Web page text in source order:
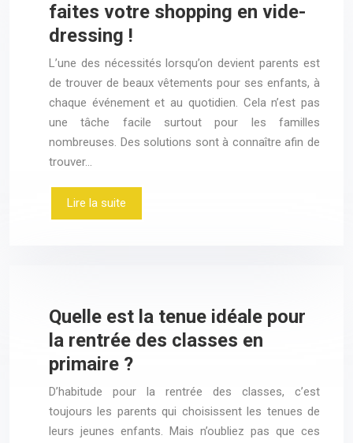
faites votre shopping en vide-
dressing !
L’une des nécessités lorsqu’on devient parents est
de trouver de beaux vêtements pour ses enfants, à
chaque événement et au quotidien. Cela n’est pas
une tâche facile surtout pour les familles
nombreuses. Des solutions sont à connaître afin de
trouver…
Lire la suite
Quelle est la tenue idéale pour
la rentrée des classes en
primaire ?
D’habitude pour la rentrée des classes, c’est
toujours les parents qui choisissent les tenues de
leurs jeunes enfants. Mais n’oubliez pas que ces